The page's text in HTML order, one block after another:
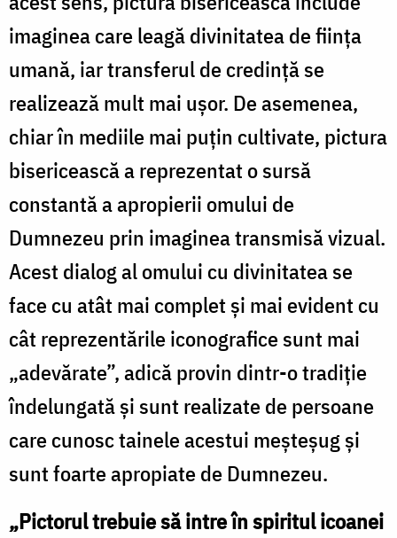
imaginea care leagă divinitatea de fiinţa
umană, iar transferul de credinţă se
realizează mult mai uşor. De asemenea,
chiar în mediile mai puţin cultivate, pictura
bisericească a reprezentat o sursă
constantă a apropierii omului de
Dumnezeu prin imaginea transmisă vizual.
Acest dialog al omului cu divinitatea se
face cu atât mai complet şi mai evident cu
cât reprezentările iconografice sunt mai
„adevărate”, adică provin dintr-o tradiţie
îndelungată şi sunt realizate de persoane
care cunosc tainele acestui meşteşug şi
sunt foarte apropiate de Dumnezeu.
„Pictorul trebuie să intre în spiritul icoanei